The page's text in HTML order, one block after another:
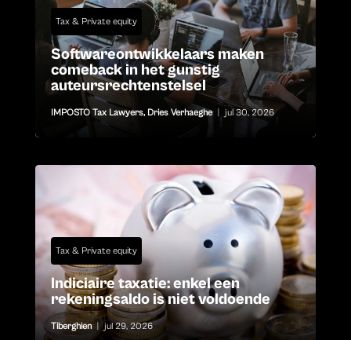
Tax & Private equity
Softwareontwikkelaars maken
comeback in het gunstig
auteursrechtenstelsel
IMPOSTO Tax Lawyers, Dries Verhaeghe jul 30, 2026
Tax & Private equity
Indiciaire taxatie: enkel een
rekeningsaldo is niet voldoende
Tiberghien | jul 29, 2026